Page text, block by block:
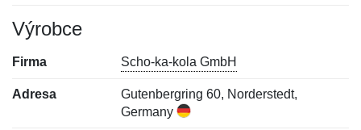
Výrobce
Firma Scho-ka-kola GmbH
Adresa
Gutenbergring 60, Norderstedt,
Germany